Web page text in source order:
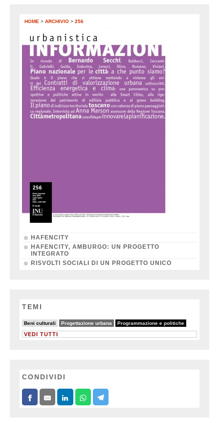
HOME > ARCHIVIO > 256
HAFENCITY
HAFENCITY, AMBURGO: UN PROGETTO
INTEGRATO
RISVOLTI SOCIALI DI UN PROGETTO UNICO
TEMI
Beni culturali
11/64 Progettazione urbana
50/64 Programmazione e politiche
64/64
VEDI TUTTI
CONDIVIDI